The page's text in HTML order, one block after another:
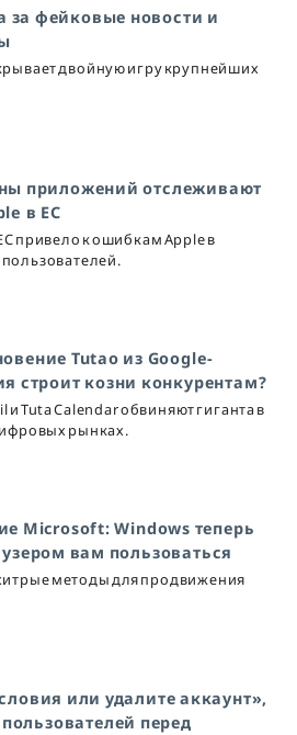
за фейковые новости и
двойную игру крупнейших
приложений отслеживают
в ЕС
привело к ошибкам Apple в
Tutao из Google-
строит козни конкурентам?
и Tuta Calendar обвиняют гиганта в
рынках.
Microsoft: Windows теперь
вам пользоваться
методы для продвижения
или удалите аккаунт»,
перед